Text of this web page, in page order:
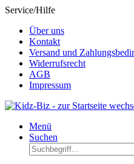
Service/Hilfe
Über uns
Kontakt
Versand und
Widerrufsrecht
AGB
Impressum
Menü
Suchen